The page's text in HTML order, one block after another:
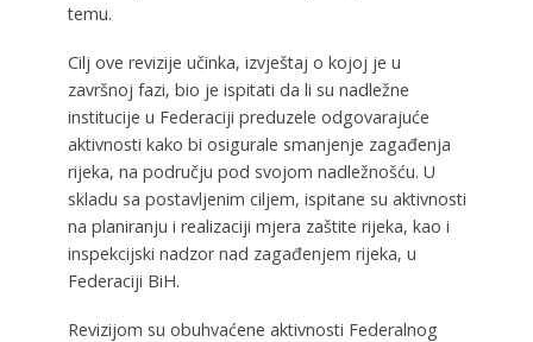
temu.
Cilj ove revizije učinka, izvještaj o kojoj je u
završnoj fazi, bio je ispitati da li su nadležne
institucije u Federaciji preduzele odgovarajuće
aktivnosti kako bi osigurale smanjenje zagađenja
rijeka, na području pod svojom nadležnošću. U
skladu sa postavljenim ciljem, ispitane su aktivnosti
na planiranju i realizaciji mjera zaštite rijeka, kao i
inspekcijski nadzor nad zagađenjem rijeka, u
Federaciji BiH.
Revizijom su obuhvaćene aktivnosti Federalnog